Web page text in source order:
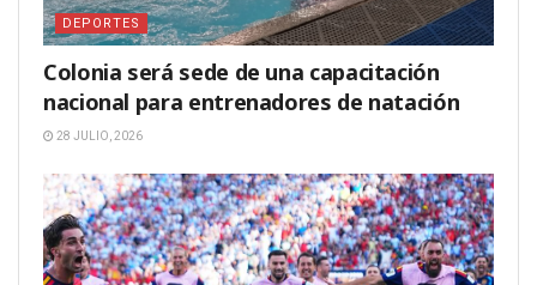
DEPORTES
Colonia será sede de una capacitación
nacional para entrenadores de natación
28 JULIO, 2026